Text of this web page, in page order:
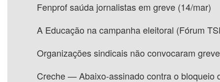
Fenprof saúda jornalistas em greve (14/mar)
A Educação na campanha eleitoral (Fórum
Organizações sindicais não convocaram
Creche — Abaixo-assinado contra o bloqueio